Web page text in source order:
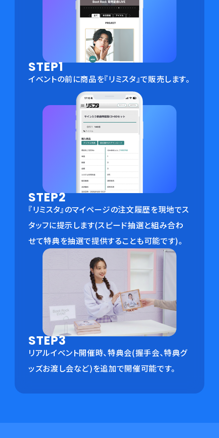
STEP1
イベントの前に商品を『リミスタ』で販売します。
STEP2
『リミスタ』のマイページの注文履歴を現地でス
タッフに提示します(スピード抽選と組み合わ
せて特典を抽選で提供することも可能です)。
STEP3
リアルイベント開催時、特典会(握手会、特典グ
ッズお渡し会など)を追加で開催可能です。